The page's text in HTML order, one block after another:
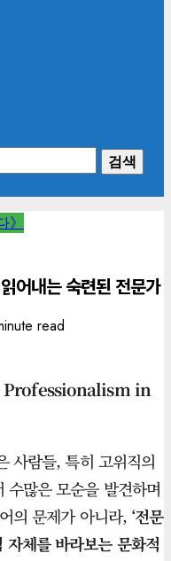
어내는 숙련된 전문가
read
Professionalism in
사람들, 특히 고위직의
수많은 모순을 발견하며
의 문제가 아니라, ‘전문
체를 바라보는 문화적